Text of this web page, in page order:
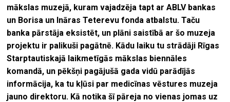
mākslas muzejā, kuram vajadzēja tapt ar ABLV bankas
un Borisa un Ināras Teterevu fonda atbalstu. Taču
banka pārstāja eksistēt, un plāni saistībā ar šo muzeja
projektu ir palikuši pagātnē. Kādu laiku tu strādāji Rīgas
Starptautiskajā laikmetīgās mākslas biennāles
komandā, un pēkšņi pagājušā gada vidū parādījās
informācija, ka tu kļūsi par medicīnas vēstures muzeja
jauno direktoru. Kā notika šī pāreja no vienas jomas uz